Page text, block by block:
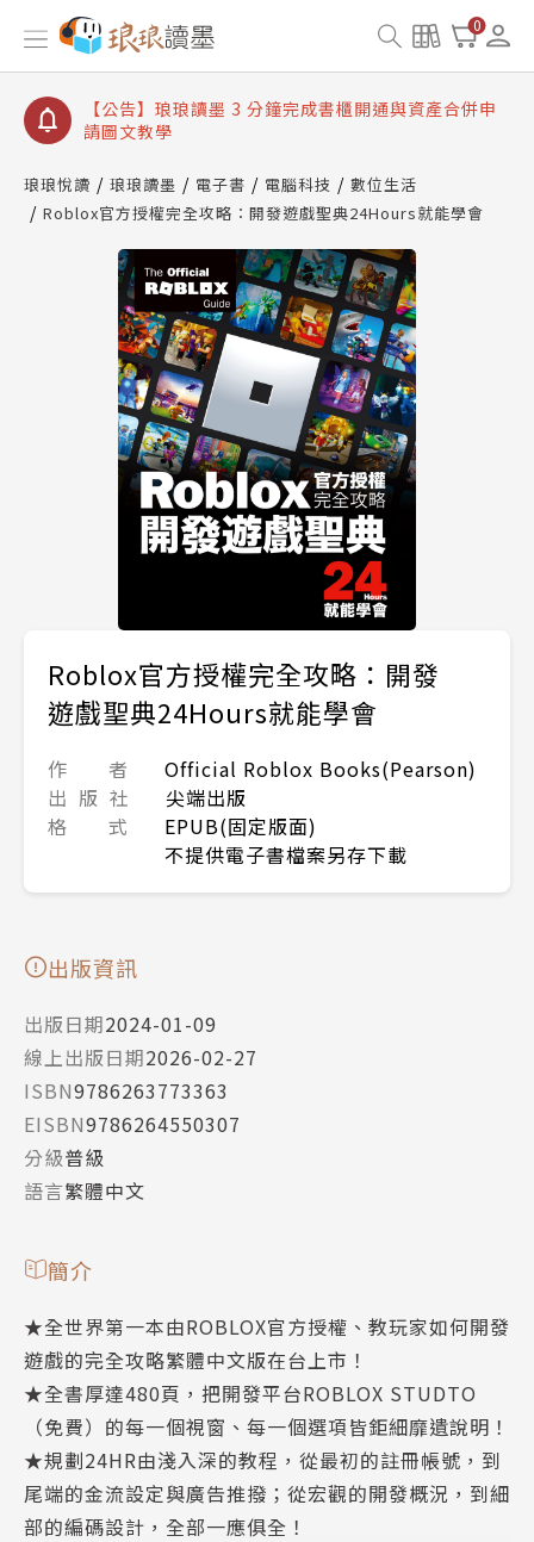
0
【公告】琅琅讀墨數位閱讀資產合併與書櫃開通申請
【公告】琅琅讀墨書櫃開通常見問題
【公告】琅琅讀墨 3 分鐘完成書櫃開通與資產合併申
請圖文教學
查詢
【公告】琅琅讀墨數位閱讀資產合併與書櫃開通申請
琅琅悅讀 琅琅讀墨 電子書 電腦科技
數位生活
Roblox官方授權完全攻略：開發遊戲聖典24Hours就能學會
Roblox官方授權完全攻略：開發
遊戲聖典24Hours就能學會
作 者
Official Roblox Books(Pearson)
出 版 社
尖端出版
格 式
EPUB(固定版面)
不提供電子書檔案另存下載
出版資訊
出版日期2024-01-09
線上出版日期2026-02-27
ISBN9786263773363
EISBN9786264550307
分級普級
語言繁體中文
簡介
★全世界第一本由ROBLOX官方授權、教玩家如何開發
遊戲的完全攻略繁體中文版在台上市！
★全書厚達480頁，把開發平台ROBLOX STUDTO
（免費）的每一個視窗、每一個選項皆鉅細靡遺說明！
★規劃24HR由淺入深的教程，從最初的註冊帳號，到
尾端的金流設定與廣告推撥；從宏觀的開發概況，到細
部的編碼設計，全部一應俱全！